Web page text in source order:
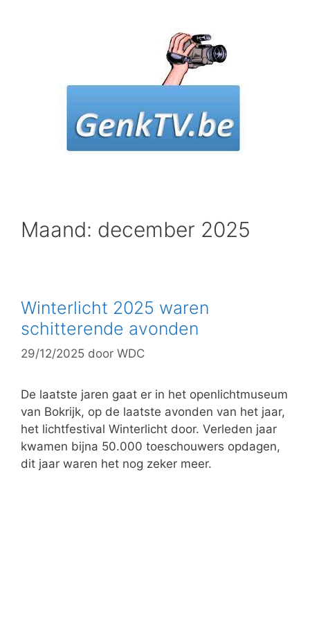
Maand: december 2025
Winterlicht 2025 waren
schitterende avonden
29/12/2025 door WDC
De laatste jaren gaat er in het openlichtmuseum
van Bokrijk, op de laatste avonden van het jaar,
het lichtfestival Winterlicht door. Verleden jaar
kwamen bijna 50.000 toeschouwers opdagen,
dit jaar waren het nog zeker meer.